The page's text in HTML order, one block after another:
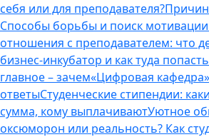
себя или для преподавателя?
Способы борьбы и поиск мотивации
отношения с преподавателем: что
бизнес-инкубатор и как туда
главное – зачем«Цифровая
ответыСтуденческие стипендии:
сумма, кому выплачиваютУютное
оксюморон или реальность? Как